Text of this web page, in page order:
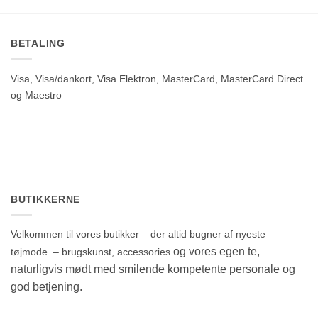
BETALING
Visa, Visa/dankort, Visa Elektron, MasterCard, MasterCard Direct
og Maestro
BUTIKKERNE
Velkommen til vores butikker – der altid bugner af nyeste
tøjmode – brugskunst, accessories og vores egen te,
naturligvis mødt med smilende kompetente personale og
god betjening.